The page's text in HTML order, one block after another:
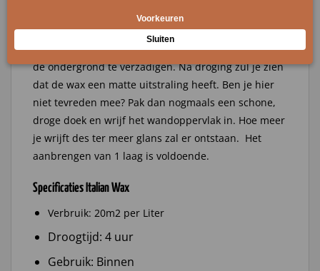
De Italian Wax breng je aan met een schone,
katoenen doek. Maak cirkelende bewegingen om zo
de ondergrond te verzadigen. Na droging zul je zien
dat de wax een matte uitstraling heeft. Ben je hier
niet tevreden mee? Pak dan nogmaals een schone,
droge doek en wrijf het wandoppervlak in. Hoe meer
je wrijft des ter meer glans zal er ontstaan. Het
aanbrengen van 1 laag is voldoende.
Specificaties Italian Wax
Verbruik: 20m2 per Liter
Droogtijd: 4 uur
Gebruik: Binnen